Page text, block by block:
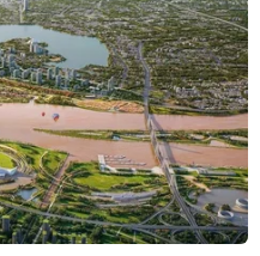
trị quyết toán công trình
tra, kiểm toán.